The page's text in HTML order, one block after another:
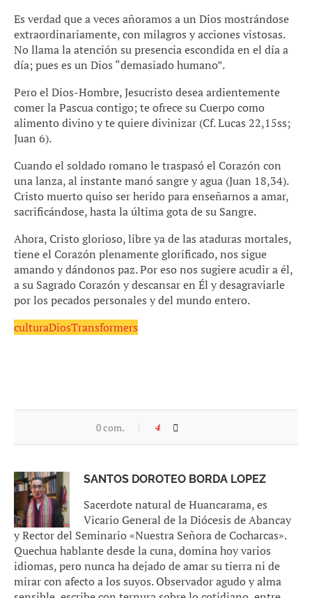
Es verdad que a veces añoramos a un Dios mostrándose
extraordinariamente, con milagros y acciones vistosas.
No llama la atención su presencia escondida en el día a
día; pues es un Dios “demasiado humano”.
Pero el Dios-Hombre, Jesucristo desea ardientemente
comer la Pascua contigo; te ofrece su Cuerpo como
alimento divino y te quiere divinizar (Cf. Lucas 22,15ss;
Juan 6).
Cuando el soldado romano le traspasó el Corazón con
una lanza, al instante manó sangre y agua (Juan 18,34).
Cristo muerto quiso ser herido para enseñarnos a amar,
sacrificándose, hasta la última gota de su Sangre.
Ahora, Cristo glorioso, libre ya de las ataduras mortales,
tiene el Corazón plenamente glorificado, nos sigue
amando y dándonos paz. Por eso nos sugiere acudir a él,
a su Sagrado Corazón y descansar en Él y desagraviarle
por los pecados personales y del mundo entero.
culturaDiosTransformers
0 com. 4
SANTOS DOROTEO BORDA LOPEZ
Sacerdote natural de Huancarama, es
Vicario General de la Diócesis de Abancay
y Rector del Seminario «Nuestra Señora de Cocharcas».
Quechua hablante desde la cuna, domina hoy varios
idiomas, pero nunca ha dejado de amar su tierra ni de
mirar con afecto a los suyos. Observador agudo y alma